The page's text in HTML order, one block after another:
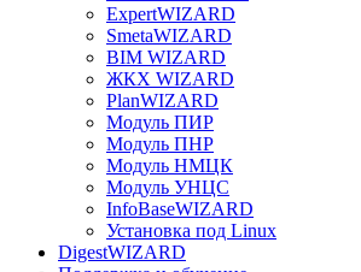
ExpertWIZARD
SmetaWIZARD
BIM WIZARD
ЖКХ WIZARD
PlanWIZARD
Модуль ПИР
Модуль ПНР
Модуль НМЦК
Модуль УНЦС
InfoBaseWIZARD
Установка под Linux
DigestWIZARD